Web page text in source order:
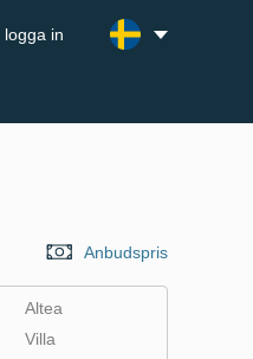
logga in
Anbudspris
Altea
Villa